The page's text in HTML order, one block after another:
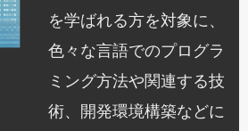
を学ばれる方を対象に、
色々な言語でのプログラ
ミング方法や関連する技
術、開発環境構築などに